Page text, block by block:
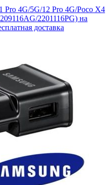
4G/5G/12 Pro 4G/Poco X4
2201116PG) на
доставка